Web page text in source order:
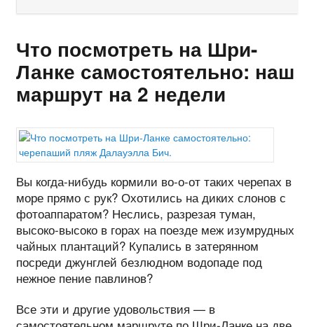
Что посмотреть на Шри-
Ланке самостоятельно: наш
маршрут на 2 недели
Вы когда-нибудь кормили во-о-от таких черепах в
море прямо с рук? Охотились на диких слонов с
фотоаппаратом? Неслись, разрезая туман,
высоко-высоко в горах на поезде меж изумрудных
чайных плантаций? Купались в затерянном
посреди джунглей безлюдном водопаде под
нежное пение павлинов?
Все эти и другие удовольствия — в